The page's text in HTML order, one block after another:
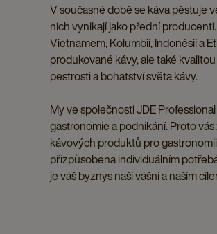
V současné době se káva pěstuje
nich vynikají jako přední
Vietnamem, Kolumbií, Indonésií a
produkované kávy, ale také
pestrosti a bohatství světa kávy.
My ve společnosti JDE
gastronomie a podnikání. Proto
kávových produktů pro
přizpůsobena individuálním
je váš byznys naší vášní a naším